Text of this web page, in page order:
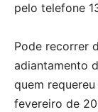
pelo telefone
Pode recorrer
adiantamento
quem
fevereiro de